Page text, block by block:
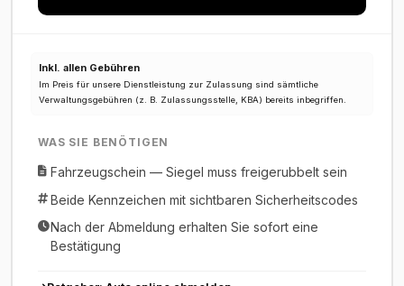
Inkl. allen Gebühren
Im Preis für unsere Dienstleistung zur Zulassung sind sämtliche
Verwaltungsgebühren (z. B. Zulassungsstelle, KBA) bereits inbegriffen.
WAS SIE BENÖTIGEN
Fahrzeugschein — Siegel muss freigerubbelt sein
Beide Kennzeichen mit sichtbaren Sicherheitscodes
Nach der Abmeldung erhalten Sie sofort eine
Bestätigung